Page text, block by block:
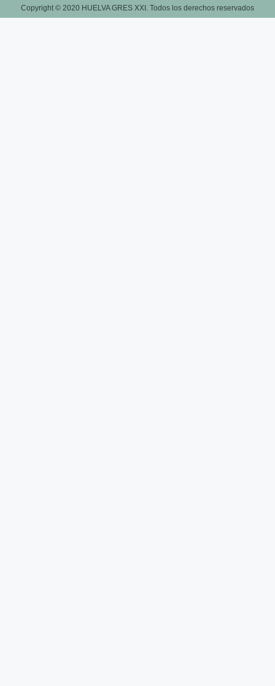
Copyright © 2020 HUELVA GRES XXI. Todos los derechos reservados